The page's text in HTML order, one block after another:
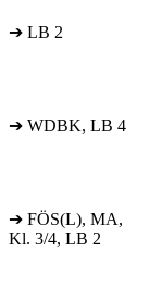
➔ LB 2
➔ WDBK, LB 4
➔ FÖS(L), MA,
Kl. 3/4, LB 2